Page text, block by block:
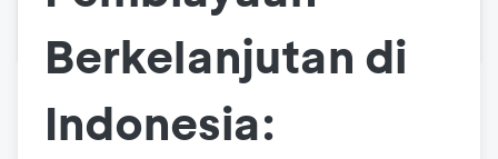
Berkelanjutan di
Indonesia: